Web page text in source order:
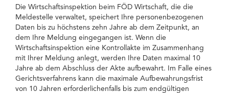
Die Wirtschaftsinspektion beim FÖD Wirtschaft, die die
Meldestelle verwaltet, speichert Ihre personenbezogenen
Daten bis zu höchstens zehn Jahre ab dem Zeitpunkt, an
dem Ihre Meldung eingegangen ist. Wenn die
Wirtschaftsinspektion eine Kontrollakte im Zusammenhang
mit Ihrer Meldung anlegt, werden Ihre Daten maximal 10
Jahre ab dem Abschluss der Akte aufbewahrt. Im Falle eines
Gerichtsverfahrens kann die maximale Aufbewahrungsfrist
von 10 Jahren erforderlichenfalls bis zum endgültigen